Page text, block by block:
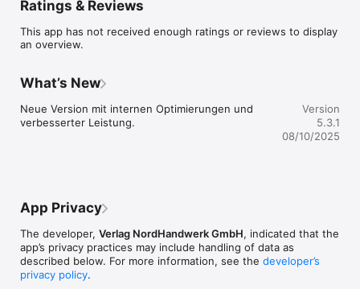
Nordhandwerk berichtet verlässlich und umfassend über alle
handwerkspolitischen Ziele und Regularien der vier Kammern.
Wir sehen uns als Plattform für den offenen Dialog mit
Einen Schwerpunkt der Berichterstattung bilden nutzwertige
Themen aus den Bereichen Unternehmensführung,
Betriebswirtschaft, Recht, Steuern, Finanzen und technische
Entwicklungen. Über sie informieren wir in der Rubrik
„Lohnenswert“ detailliert und verständlich.
Betriebsnähe ist das NH-Markenzeichen. Wir schreiben nicht
herausgebenden Handwerkskammern und ihren jeweiligen
Mitgliedsbetrieben. Nord-Handwerk setzt sich für die
Interessen des Handwerks und dessen Organisationen ein.
Mit der NordHandwerk-App erhalten Sie das komplette
Magazin pünktlich auf Ihr iPad. Sie können es lesen, wann und
wo immer Sie wollen. Die App garantiert mit ihrem
zeitgemäßen Funktionsumfang ein komfortables
Ratings & Reviews
This app has not received enough ratings or reviews to display
an overview.
What’s New
Neue Version mit internen Optimierungen und
verbesserter Leistung.
Version
5.3.1
08/10/2025
App Privacy
The developer, Verlag NordHandwerk GmbH, indicated that the
app’s privacy practices may include handling of data as
described below. For more information, see the developer’s
privacy policy.